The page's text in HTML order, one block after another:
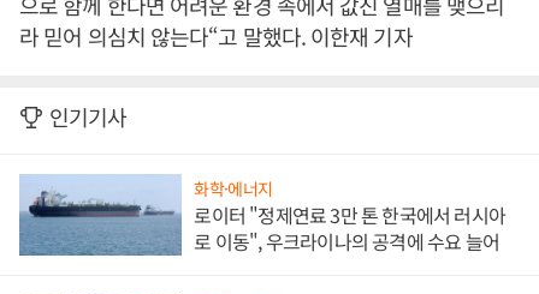
라 믿어 의심치 않는다“고 말했다. 이한재 기자
인기기사
화학·에너지
로이터 "정제연료 3만 톤 한국에서 러시아
로 이동", 우크라이나의 공격에 수요 늘어